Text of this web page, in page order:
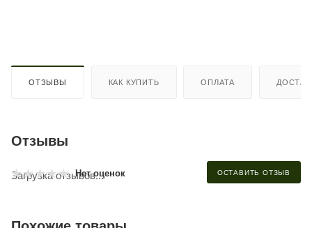
ОТЗЫВЫ КАК КУПИТЬ ОПЛАТА
Отзывы
Нет оценок ОСТАВИТЬ ОТЗЫВ
Загрузка отзывов...